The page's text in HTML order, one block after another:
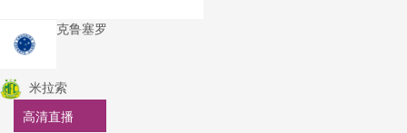
克鲁塞罗
米拉索
高清直播